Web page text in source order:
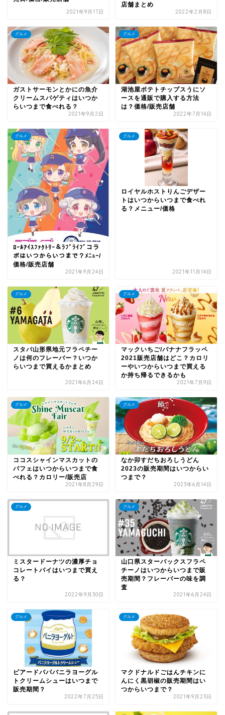
2021年9月17日
店舗まとめ
2022年2月8日
グルメ
ガストサーモンとかにの魚介
クリームスパゲティはいつか
らいつまで食べれる？
2021年9月2日
グルメ
湖池屋ポテトチップスうにソ
ースを通販で購入する方法
は？価格/販売店舗
2022年7月14日
グルメ
ﾛｰﾙｱｲｽﾌｧｸﾄﾘｰ＆ﾗﾌﾞﾗｲﾌﾞコラ
ボはいつからいつまで？ﾒﾆｭｰ/
価格/販売店舗
2021年9月24日
グルメ
ロイヤルホストりんごデザー
トはいつからいつまで食べれ
る？メニュー/価格
2021年11月14日
グルメ
スタバ山形県地元フラペチー
ノは何のフレーバー？いつか
らいつまで買えるかまとめ
2021年6月24日
グルメ
マックいちご/バナナフラッペ
2021販売店舗はどこ？カロリ
ーやいつからいつまで買える
か持ち帰るできるかも
2021年7月9日
グルメ
ココスシャインマスカットの
パフェはいつからいつまで食
べれる？カロリー/販売店
2021年8月29日
グルメ
なか卯すだちおろしうどん
2023の販売期間はいつからい
つまで？
2023年6月14日
グルメ
ミスタードーナツの濃厚チョ
コレートパイはいつまで買え
る？
2022年9月30日
グルメ
山口県スターバックスフラペ
チーノはいつからいつまで販
売期間？フレーバーの味を調
査
2021年6月24日
グルメ
ビアードパパバニラヨーグル
トクリームシューはいつまで
販売期間？
2022年7月25日
グルメ
マクドナルドごはんチキンに
んにく黒胡椒の販売期間はい
つからいつまで？
2021年9月23日